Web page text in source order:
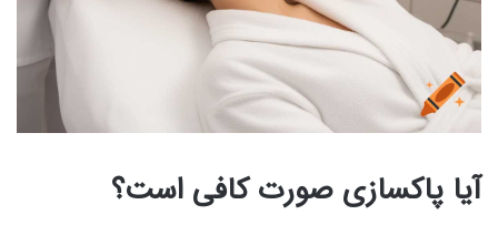
آیا پاکسازی صورت کافی است؟